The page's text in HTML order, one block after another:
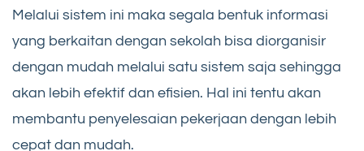
Melalui sistem ini maka segala bentuk informasi
yang berkaitan dengan sekolah bisa diorganisir
dengan mudah melalui satu sistem saja sehingga
akan lebih efektif dan efisien. Hal ini tentu akan
membantu penyelesaian pekerjaan dengan lebih
cepat dan mudah.